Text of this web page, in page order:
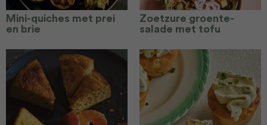
Mini-quiches met prei
en brie
Zoetzure groente-
salade met tofu